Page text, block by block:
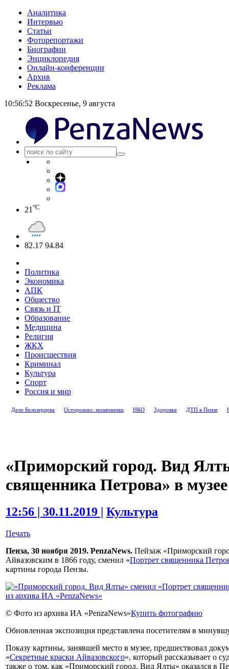
Аналитика
Интервью
Статьи
Фоторепортажи
Биографии
Энциклопедия
Онлайн-конференции
Архив
Реклама
10:56:52 Воскресенье, 9 августа
21 °C
82.17 94.84
Политика
Экономика
АПК
Общество
Связь и IT
Образование
Медицина
Религия
ЖКХ
Происшествия
Криминал
Культура
Спорт
Россия и мир
Дело Белозерцева Осторожно: мошенники НКО Здоровье ДТП в Пензе
«Приморский город. Вид
священника Петрова» в
12:56 | 30.11.2019 | Культура
Печать
Пенза, 30 ноября 2019. PenzaNews. Пейзаж «Приморский
Айвазовским в 1866 году, сменил «Портрет священника
картины города Пензы.
© Фото из архива ИА «PenzaNews»Купить фотографию
Обновленная экспозиция представлена посетителям в
Показу картины, занявшей место в музее, предшествовал
«Секретные краски Айвазовского», который рассказывает о
также о том, как «Приморский город. Вид Ялты» оказался в